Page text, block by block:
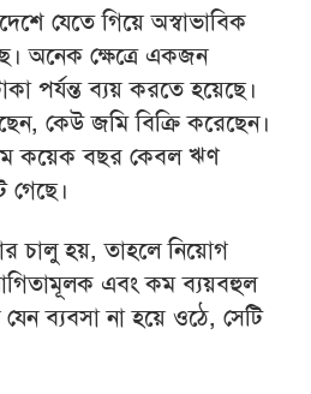
যেতে গিয়ে অস্বাভাবিক
অনেক ক্ষেত্রে একজন
পর্যন্ত ব্যয় করতে হয়েছে।
কেউ জমি বিক্রি করেছেন।
কয়েক বছর কেবল ঋণ
চালু হয়, তাহলে নিয়োগ
এবং কম ব্যয়বহুল
ব্যবসা না হয়ে ওঠে, সেটি